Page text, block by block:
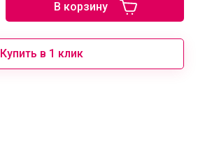
В корзину
Купить в 1 клик